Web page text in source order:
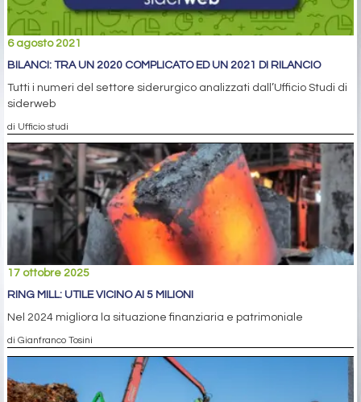
6 agosto 2021
BILANCI: TRA UN 2020 COMPLICATO ED UN 2021 DI RILANCIO
Tutti i numeri del settore siderurgico analizzati dall’Ufficio Studi di
siderweb
di Ufficio studi
17 ottobre 2025
RING MILL: UTILE VICINO AI 5 MILIONI
Nel 2024 migliora la situazione finanziaria e patrimoniale
di Gianfranco Tosini